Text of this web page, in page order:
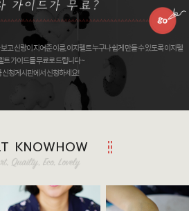
고 신랑이 지어준 이름, 이지펠트 누구나 쉽게 만들 수 있도록 이지펠
트 가이드를 무료로 드립니다 ~
신청게시판에서 신청하세요!
KNOWHOW